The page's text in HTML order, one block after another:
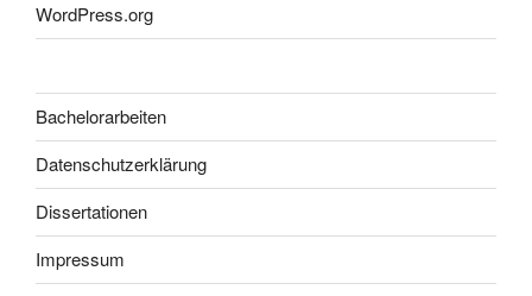
WordPress.org
Bachelorarbeiten
Datenschutzerklärung
Dissertationen
Impressum